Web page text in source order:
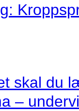
skal du
–